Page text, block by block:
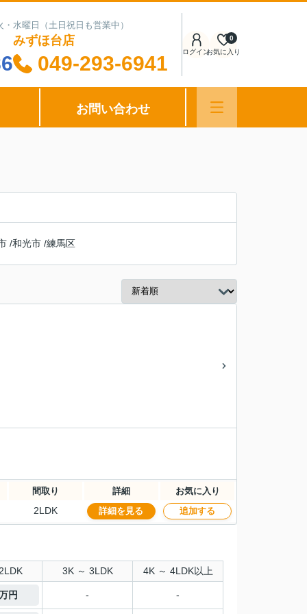
水曜日（土日祝日も営業中）
みずほ台店
049-293-6941
ログインお気に入り
0
お問い合わせ
/和光市 /練馬区
間取り 詳細 お気に入り
2LDK 詳細を見る 追加する
3K ～ 3LDK 4K ～ 4LDK以上
円 - -